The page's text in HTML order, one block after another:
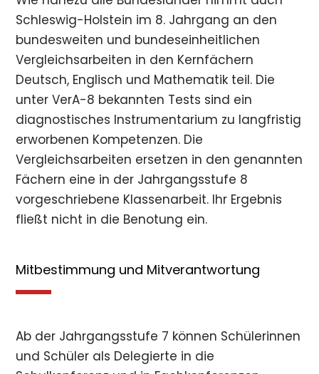
Schleswig-Holstein im 8. Jahrgang an den
bundesweiten und bundeseinheitlichen
Vergleichsarbeiten in den Kernfächern
Deutsch, Englisch und Mathematik teil. Die
unter VerA-8 bekannten Tests sind ein
diagnostisches Instrumentarium zu langfristig
erworbenen Kompetenzen. Die
Vergleichsarbeiten ersetzen in den genannten
Fächern eine in der Jahrgangsstufe 8
vorgeschriebene Klassenarbeit. Ihr Ergebnis
fließt nicht in die Benotung ein.
Mitbestimmung und Mitverantwortung
Ab der Jahrgangsstufe 7 können Schülerinnen
und Schüler als Delegierte in die